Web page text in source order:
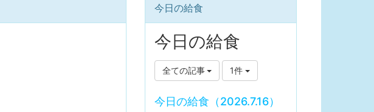
今日の給食
今日の給食
全ての記事 1件
今日の給食（2026.7.16）